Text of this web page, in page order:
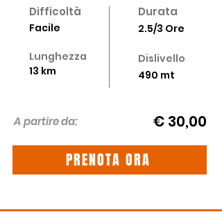
Difficoltà
Facile
Durata
2.5/3 Ore
Lunghezza
13 km
Dislivello
490 mt
A partire da: € 30,00
PRENOTA ORA